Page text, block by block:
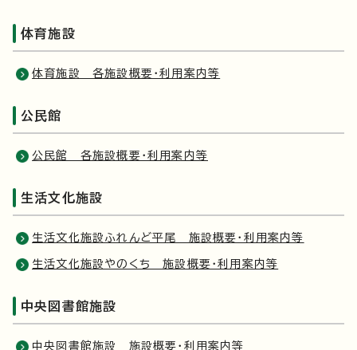
体育施設
体育施設 各施設概要・利用案内等
公民館
公民館 各施設概要・利用案内等
生活文化施設
生活文化施設ふれんど平尾 施設概要・利用案内等
生活文化施設やのくち 施設概要・利用案内等
中央図書館施設
中央図書館施設 施設概要・利用案内等